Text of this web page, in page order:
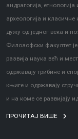
андрагогија,
археологија и класичне
дужу од једног века и
Филозофски факултет
развија наука већ и
одржавају трибине и
књиге и одржавају
и на коме се развијају
ПРОЧИТАЈ ВИШЕ